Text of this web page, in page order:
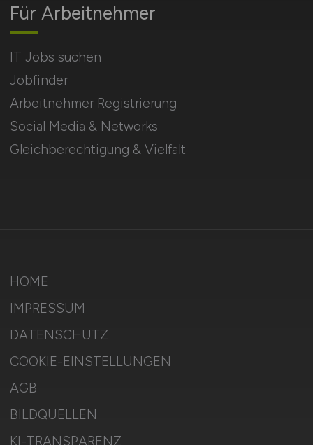
Für Arbeitnehmer
IT Jobs suchen
Jobfinder
Arbeitnehmer Registrierung
Social Media & Networks
Gleichberechtigung & Vielfalt
HOME
IMPRESSUM
DATENSCHUTZ
COOKIE-EINSTELLUNGEN
AGB
BILDQUELLEN
KI-TRANSPARENZ